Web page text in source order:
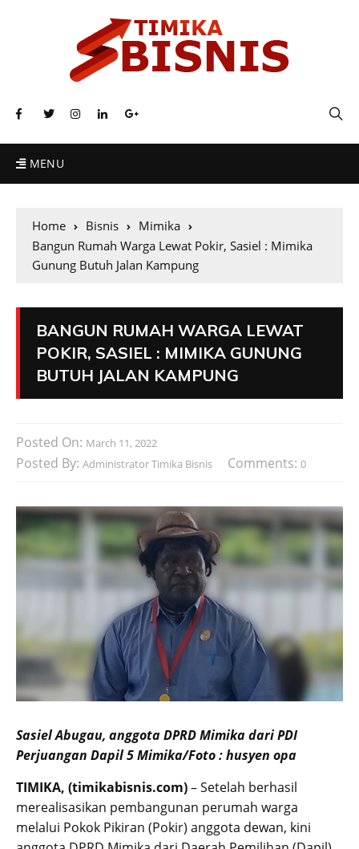
MENU
Home Bisnis
Mimika
Bangun Rumah Warga Lewat Pokir, Sasiel : Mimika
Gunung Butuh Jalan Kampung
BANGUN RUMAH WARGA LEWAT
POKIR, SASIEL : MIMIKA GUNUNG
BUTUH JALAN KAMPUNG
Posted On: March 11, 2022
Posted By: Administrator Timika Bisnis Comments: 0
Sasiel Abugau, anggota DPRD Mimika dari PDI
Perjuangan Dapil 5 Mimika/Foto : husyen opa
TIMIKA, (timikabisnis.com)– Setelah berhasil
merealisasikan pembangunan perumah warga
melalui Pokok Pikiran (Pokir) anggota dewan, kini